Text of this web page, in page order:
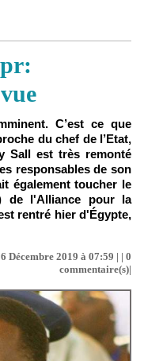
C’est ce que
du chef de l’Etat,
Sall est très remonté
responsables de son
également toucher le
de l'Alliance pour la
rentré hier d'Égypte,
Décembre 2019 à 07:59 | | 0
commentaire(s)|